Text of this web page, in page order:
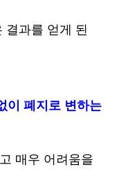
결과를 얻게 된
이 폐지로 변하는
매우 어려움을